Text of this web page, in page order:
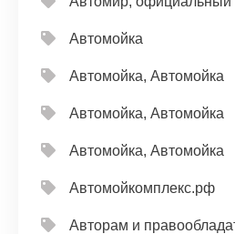
Автомойка
Автомойка, Автомойка
Автомойка, Автомойка
Автомойка, Автомойка
Автомойкомплекс.рф
Авторам и